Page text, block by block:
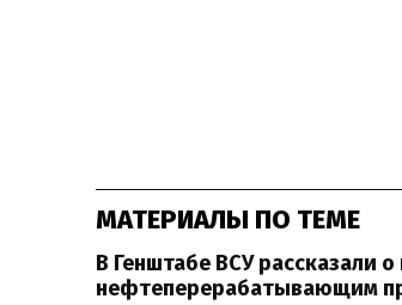
МАТЕРИАЛЫ ПО ТЕМЕ
В Генштабе ВСУ рассказали
нефтеперерабатывающим